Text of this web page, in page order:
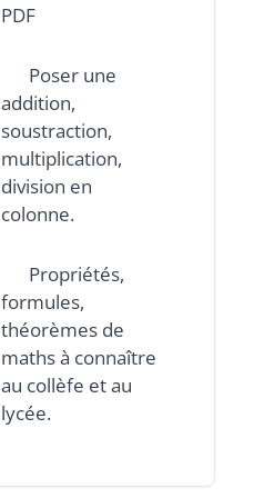
PDF
Poser une
addition,
soustraction,
multiplication,
division en
colonne.
Propriétés,
formules,
théorèmes de
maths à connaître
au collèfe et au
lycée.